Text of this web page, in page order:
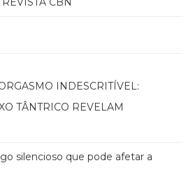
INDESCRITÍVEL:
TÂNTRICO REVELAM
silencioso que pode afetar a